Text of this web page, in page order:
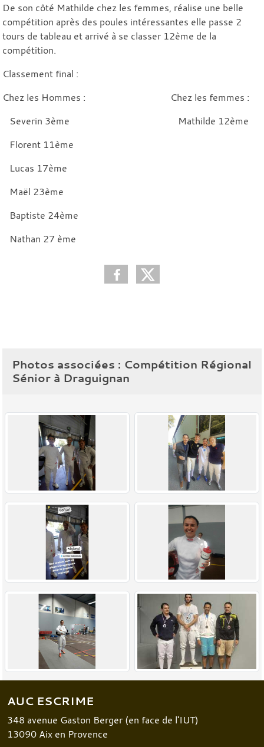
De son côté Mathilde chez les femmes, réalise une belle
compétition après des poules intéressantes elle passe 2
tours de tableau et arrivé à se classer 12ème de la
compétition.
Classement final :
Chez les Hommes : Chez les femmes :
Severin 3ème Mathilde 12ème
Florent 11ème
Lucas 17ème
Maël 23ème
Baptiste 24ème
Nathan 27 ème
Photos associées : Compétition Régional
Sénior à Draguignan
AUC ESCRIME
348 avenue Gaston Berger (en face de l'IUT)
13090 Aix en Provence